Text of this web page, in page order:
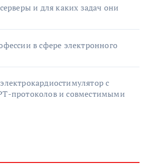
и для каких задач они
в сфере электронного
с
протоколов и совместимыми